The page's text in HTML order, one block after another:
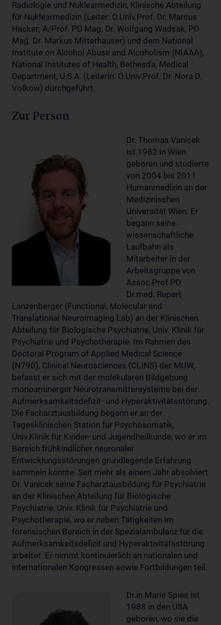
Radiologie und Nuklearmedizin, Klinische Abteilung
für Nuklearmedizin (Leiter: O.Univ.Prof. Dr. Marcus
Hacker; A/Prof. PD Mag. Dr. Wolfgang Wadsak, PD
Mag. Dr. Markus Mitterhauser) und dem National
Institute on Alcohol Abuse and Alcoholism (NIAAA),
National Institutes of Health, Bethesda, Medical
Department, U.S.A. (Leiterin: O.Univ.Prof. Dr. Nora D.
Volkow) durchgeführt.
Zur Person
Dr. Thomas Vanicek
ist 1982 in Wien
geboren und studierte
von 2004 bis 2011
Humanmedizin an der
Medizinischen
Universität Wien. Er
begann seine
wissenschaftliche
Laufbahn als
Mitarbeiter in der
Arbeitsgruppe von
Assoc.Prof PD
Dr.med. Rupert
Lanzenberger (Functional, Molecular and
Translational Neuroimaging Lab) an der Klinischen
Abteilung für Biologische Psychiatrie, Univ. Klinik für
Psychiatrie und Psychotherapie. Im Rahmen des
Doctoral Program of Applied Medical Science
(N790), Clinical Neurosciences (CLINS) der MUW,
befasst er sich mit der molekularen Bildgebung
monoaminerger Neurotransmittersysteme bei der
Aufmerksamkeitsdefizit- und Hyperaktivitätsstörung.
Die Facharztausbildung begann er an der
Tagesklinischen Station für Psychosomatik,
Univ.Klinik für Kinder- und Jugendheilkunde, wo er im
Bereich frühkindlicher neuronaler
Entwicklungsstörungen grundlegende Erfahrung
sammeln konnte. Seit mehr als einem Jahr absolviert
Dr. Vanicek seine Facharztausbildung für Psychiatrie
an der Klinischen Abteilung für Biologische
Psychiatrie, Univ. Klinik für Psychiatrie und
Psychotherapie, wo er neben Tätigkeiten im
forensischen Bereich in der Spezialambulanz für die
Aufmerksamkeitsdefizit und Hyperaktivitätsstörung
arbeitet. Er nimmt kontinuierlich an nationalen und
internationalen Kongressen sowie Fortbildungen teil.
Dr.in Marie Spies ist
1988 in den USA
geboren, wo sie die